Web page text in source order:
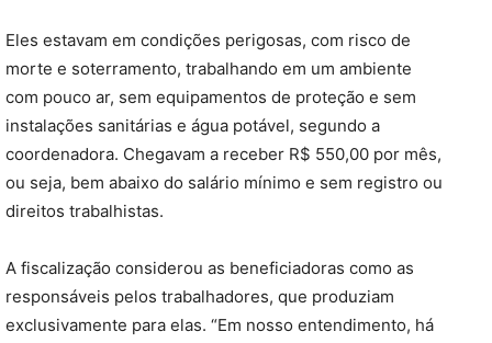
Eles estavam em condições perigosas, com risco de
morte e soterramento, trabalhando em um ambiente
com pouco ar, sem equipamentos de proteção e sem
instalações sanitárias e água potável, segundo a
coordenadora. Chegavam a receber R$ 550,00 por mês,
ou seja, bem abaixo do salário mínimo e sem registro ou
direitos trabalhistas.
A fiscalização considerou as beneficiadoras como as
responsáveis pelos trabalhadores, que produziam
exclusivamente para elas. “Em nosso entendimento, há